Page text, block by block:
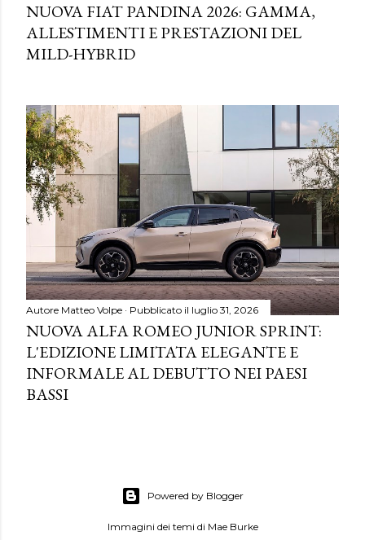
NUOVA FIAT PANDINA 2026: GAMMA,
ALLESTIMENTI E PRESTAZIONI DEL
MILD-HYBRID
Autore Matteo Volpe Pubblicato il luglio 31, 2026
NUOVA ALFA ROMEO JUNIOR SPRINT:
L'EDIZIONE LIMITATA ELEGANTE E
INFORMALE AL DEBUTTO NEI PAESI
BASSI
Powered by Blogger
Immagini dei temi di Mae Burke